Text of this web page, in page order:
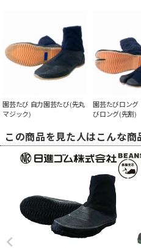
園芸たび 自力園芸たび(先丸
マジック)
園芸たびロング
びロング(先割)
この商品を見た人はこんな商